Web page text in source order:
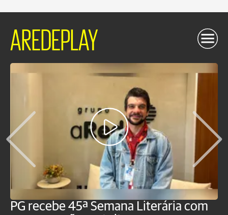
AREDEPLAY
PG recebe 45ª Semana Literária com